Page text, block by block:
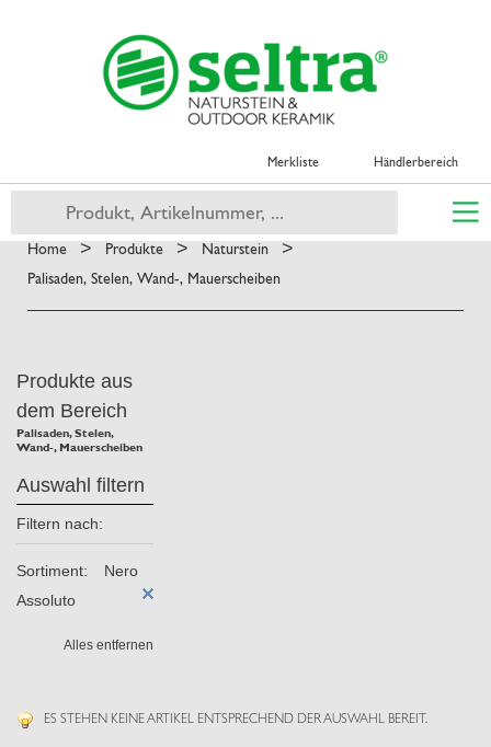
Merkliste Händlerbereich
Home > Produkte > Naturstein >
Palisaden, Stelen, Wand-, Mauerscheiben
Produkte aus
dem Bereich
Palisaden, Stelen,
Wand-, Mauerscheiben
Auswahl filtern
Filtern nach:
Sortiment:
Nero
Assoluto
Alles entfernen
ES STEHEN KEINE ARTIKEL ENTSPRECHEND DER AUSWAHL BEREIT.